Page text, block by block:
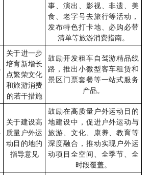
事、演出、影视、非遗、美
食、老字号去旅行等活动，
发布特色打卡地、必购必带
清单等旅游消费指南。
关于进一步
培育新增长
点繁荣文化
和旅游消费
的若干措施
鼓励开发租车自驾游精品线
路，推出小微型客车租赁和
景区门票套餐等一站式服务
产品。
关于建设高
质量户外运
动目的地的
指导意见
鼓励在高质量户外运动目的
地建设中，促进户外运动与
旅游、文化、康养、教育等
深度融合，推动实现户外运
动项目全空间、全季节、全
时段覆盖。